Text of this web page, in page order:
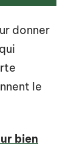
donner
le
bien